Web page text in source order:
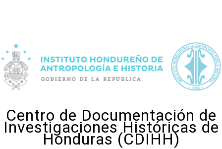
Centro de Documentación de
Investigaciones Históricas de
Honduras (CDIHH)